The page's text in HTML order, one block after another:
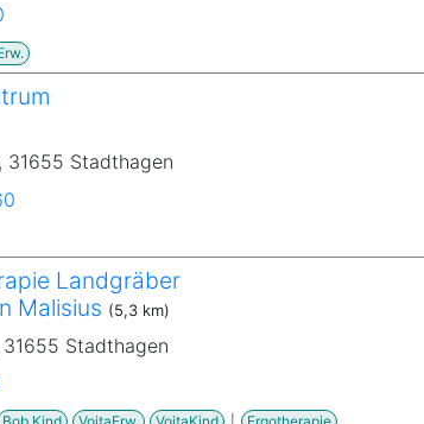
31655 Stadthagen
Landgräber
Malisius (5,3 km)
Stadthagen